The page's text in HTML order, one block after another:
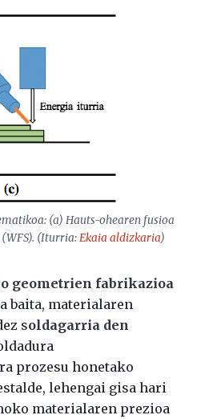
(a) Hauts-ohearen fusioa
(Iturria:Ekaia aldizkaria)
geometrien fabrikazioa
baita, materialaren
soldagarria den
prozesu honetako
lehengai gisa hari
materialaren prezioa